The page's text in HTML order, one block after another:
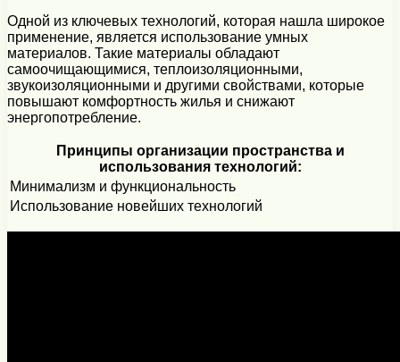
Одной из ключевых технологий, которая нашла широкое
применение, является использование умных
материалов. Такие материалы обладают
самоочищающимися, теплоизоляционными,
звукоизоляционными и другими свойствами, которые
повышают комфортность жилья и снижают
энергопотребление.
Принципы организации пространства и
использования технологий:
Минимализм и функциональность
Использование новейших технологий